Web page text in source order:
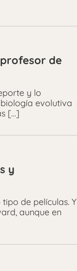
de
y lo
evolutiva
[…]
y
de películas. Y
aunque en